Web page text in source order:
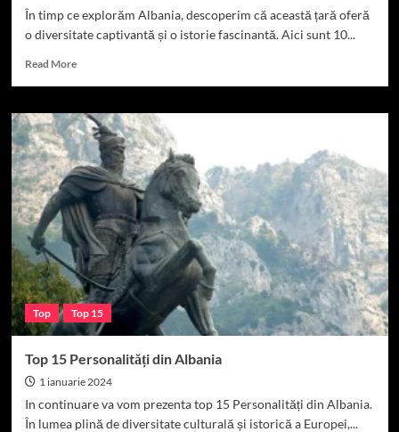
În timp ce explorăm Albania, descoperim că această țară oferă
o diversitate captivantă și o istorie fascinantă. Aici sunt 10...
Read MoreRead
10
lucruri
despre
Albania
Top Top 15
Top 15 Personalități din Albania
1 ianuarie 2024
In continuare va vom prezenta top 15 Personalități din Albania.
În lumea plină de diversitate culturală și istorică a Europei,...